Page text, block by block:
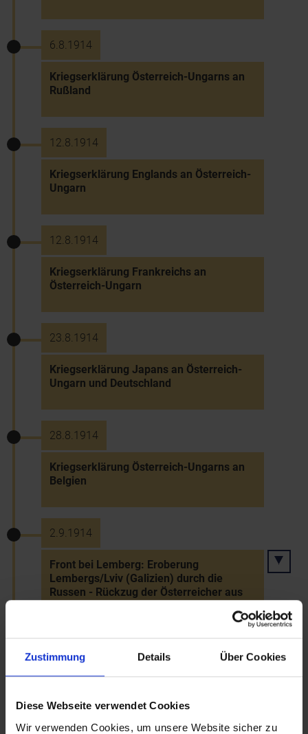
Zustimmung Details Über Cookies
Diese Webseite verwendet Cookies
Wir verwenden Cookies, um unsere Website sicher zu
6.8.1914
Kriegserklärung Österreich-Ungarns an
Rußland
12.8.1914
Kriegserklärung Englands an Österreich-
Ungarn
12.8.1914
Kriegserklärung Frankreichs an
Österreich-Ungarn
23.8.1914
Kriegserklärung Japans an Österreich-
Ungarn und Deutschland
28.8.1914
Kriegserklärung Österreich-Ungarns an
Belgien
2.9.1914
Front bei Lemberg: Eroberung
Lembergs/Lviv (Galizien) durch die
Russen - Rückzug der Österreicher aus
16.11.1914